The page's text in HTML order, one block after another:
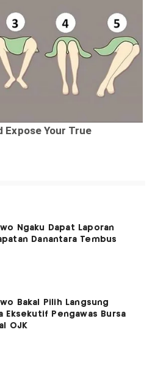
Ngaku Dapat Laporan
Danantara Tembus
Bakal Pilih Langsung
Eksekutif Pengawas Bursa
OJK